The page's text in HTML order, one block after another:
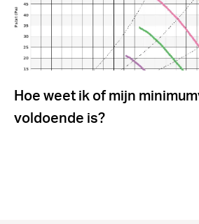
Hoe weet ik of mijn
voldoende is?